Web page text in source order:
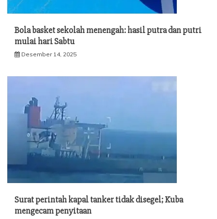
Bola basket sekolah menengah: hasil putra dan putri
mulai hari Sabtu
Desember 14, 2025
Surat perintah kapal tanker tidak disegel; Kuba
mengecam penyitaan